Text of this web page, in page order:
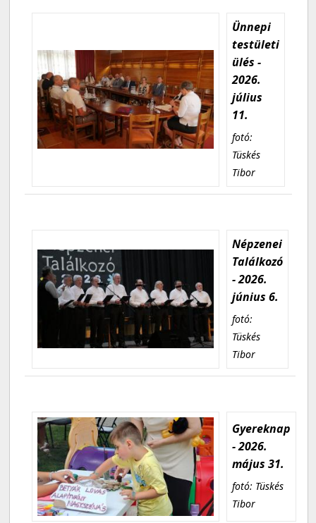
Ünnepi
testületi
ülés -
2026.
július
11.
fotó:
Tüskés
Tibor
Népzenei
Találkozó
- 2026.
június 6.
fotó:
Tüskés
Tibor
Gyereknap
- 2026.
május 31.
fotó: Tüskés
Tibor